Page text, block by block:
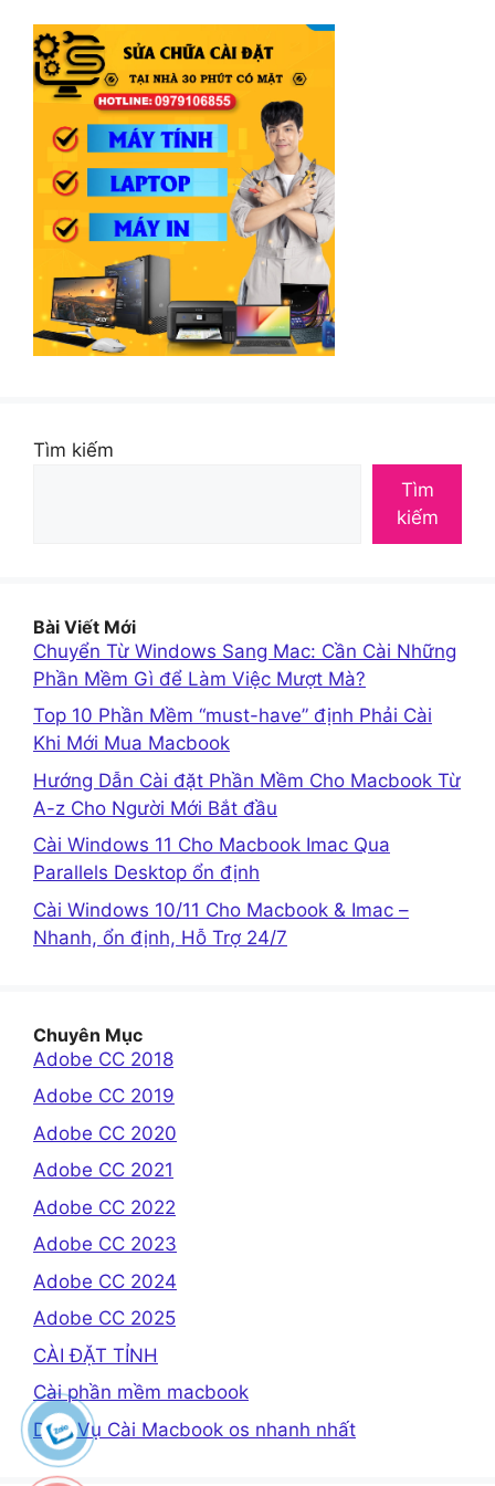
Tìm kiếm
Tìm
kiếm
Bài Viết Mới
Chuyển Từ Windows Sang Mac: Cần Cài Những
Phần Mềm Gì để Làm Việc Mượt Mà?
Top 10 Phần Mềm “must-have” định Phải Cài
Khi Mới Mua Macbook
Hướng Dẫn Cài đặt Phần Mềm Cho Macbook Từ
A-z Cho Người Mới Bắt đầu
Cài Windows 11 Cho Macbook Imac Qua
Parallels Desktop ổn định
Cài Windows 10/11 Cho Macbook & Imac –
Nhanh, ổn định, Hỗ Trợ 24/7
Chuyên Mục
Adobe CC 2018
Adobe CC 2019
Adobe CC 2020
Adobe CC 2021
Adobe CC 2022
Adobe CC 2023
Adobe CC 2024
Adobe CC 2025
CÀI ĐẶT TỈNH
Cài phần mềm macbook
Dịch Vụ Cài Macbook os nhanh nhất